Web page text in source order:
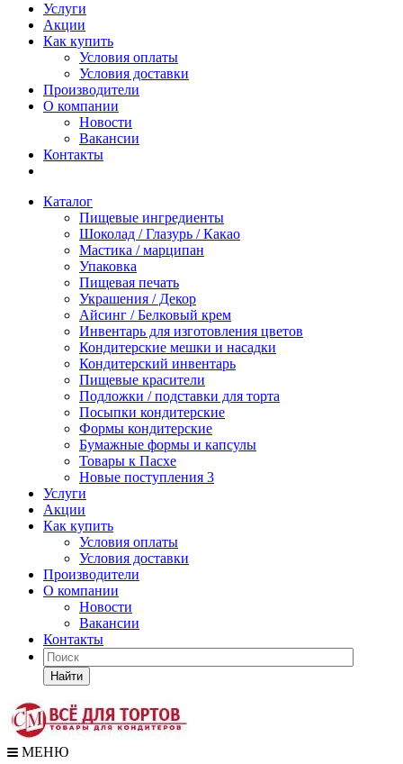
Услуги
Акции
Как купить
Условия оплаты
Условия доставки
Производители
О компании
Новости
Вакансии
Контакты
Каталог
Пищевые ингредиенты
Шоколад / Глазурь / Какао
Мастика / марципан
Упаковка
Пищевая печать
Украшения / Декор
Айсинг / Белковый крем
Инвентарь для изготовления цветов
Кондитерские мешки и насадки
Кондитерский инвентарь
Пищевые красители
Подложки / подставки для торта
Посыпки кондитерские
Формы кондитерские
Бумажные формы и капсулы
Товары к Пасхе
Новые поступления 3
Услуги
Акции
Как купить
Условия оплаты
Условия доставки
Производители
О компании
Новости
Вакансии
Контакты
Найти
МЕНЮ